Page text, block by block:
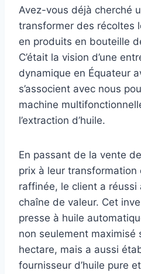
Avez-vous déjà cherché
transformer des récoltes
en produits en bouteille
C’était la vision d’une
dynamique en Équateur
s’associent avec nous
machine
l’extraction d’huile.
En passant de la vente
prix à leur transformation
raffinée, le client a réussi
chaîne de valeur. Cet
presse à huile
non seulement maximisé
hectare, mais a aussi
fournisseur d’huile pure